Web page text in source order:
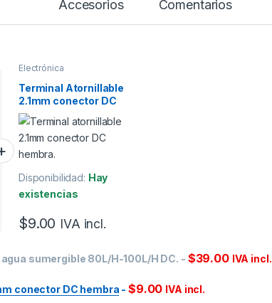
Accesorios Comentarios
Electrónica
Terminal Atornillable
2.1mm conector DC
hembra
Disponibilidad: Hay
existencias
$9.00 IVA incl.
sumergible 80L/H-100L/H DC. - $39.00 IVA incl.
conector DC hembra -$9.00 IVA incl.